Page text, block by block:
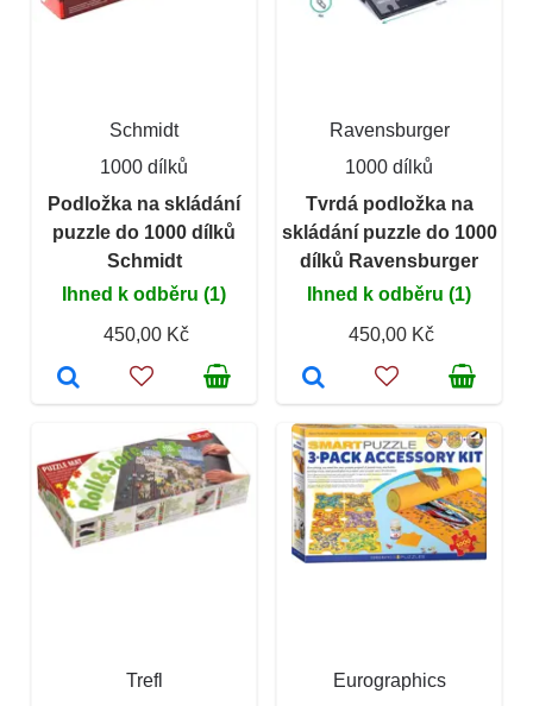
Schmidt
1000 dílků
Podložka na skládání
puzzle do 1000 dílků
Schmidt
Ihned k odběru (1)
450,00 Kč
Ravensburger
1000 dílků
Tvrdá podložka na
skládání puzzle do 1000
dílků Ravensburger
Ihned k odběru (1)
450,00 Kč
Trefl
Eurographics